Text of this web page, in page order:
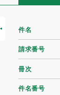
件名
請求番号
冊次
件名番号